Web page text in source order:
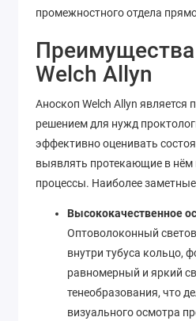
промежностного отдела
Welch Allyn
Аноскоп Welch Allyn является
решением для нужд
эффективно оценивать
выявлять протекающие в нём
процессы. Наиболее заметные
Высококачественное
Оптоволоконный
внутри тубуса кольцо,
равномерный и яркий
тенеобразования, что
визуального осмотра